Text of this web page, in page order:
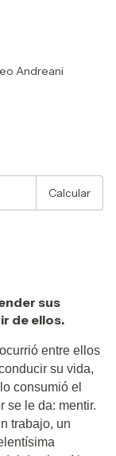
Andreani
Calcular
sus
de ellos.
entre ellos
su vida,
consumió el
se le da: mentir.
trabajo, un